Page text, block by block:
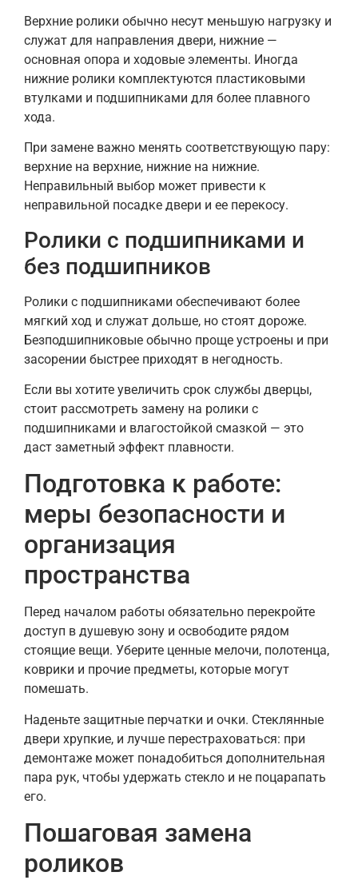
Верхние ролики обычно несут меньшую нагрузку и
служат для направления двери, нижние —
основная опора и ходовые элементы. Иногда
нижние ролики комплектуются пластиковыми
втулками и подшипниками для более плавного
хода.
При замене важно менять соответствующую пару:
верхние на верхние, нижние на нижние.
Неправильный выбор может привести к
неправильной посадке двери и ее перекосу.
Ролики с подшипниками и
без подшипников
Ролики с подшипниками обеспечивают более
мягкий ход и служат дольше, но стоят дороже.
Безподшипниковые обычно проще устроены и при
засорении быстрее приходят в негодность.
Если вы хотите увеличить срок службы дверцы,
стоит рассмотреть замену на ролики с
подшипниками и влагостойкой смазкой — это
даст заметный эффект плавности.
Подготовка к работе:
меры безопасности и
организация
пространства
Перед началом работы обязательно перекройте
доступ в душевую зону и освободите рядом
стоящие вещи. Уберите ценные мелочи, полотенца,
коврики и прочие предметы, которые могут
помешать.
Наденьте защитные перчатки и очки. Стеклянные
двери хрупкие, и лучше перестраховаться: при
демонтаже может понадобиться дополнительная
пара рук, чтобы удержать стекло и не поцарапать
его.
Пошаговая замена
роликов